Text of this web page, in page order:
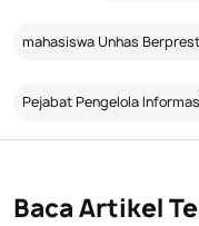
mahasiswa Unhas
Pejabat Pengelola
Baca Artikel